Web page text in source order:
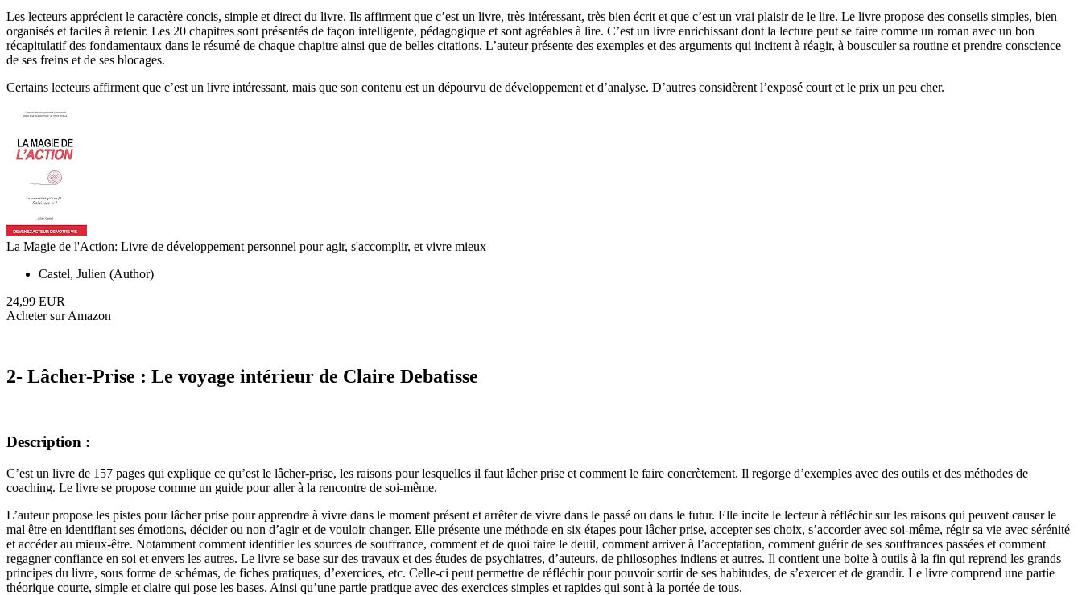
Les lecteurs apprécient le caractère concis, simple et direct du livre. Ils affirment que c’est un livre, très intéressant, très bien écrit et que c’est un vrai plaisir de le lire. Le livre propose des conseils simples, bien
organisés et faciles à retenir. Les 20 chapitres sont présentés de façon intelligente, pédagogique et sont agréables à lire. C’est un livre enrichissant dont la lecture peut se faire comme un roman avec un bon
récapitulatif des fondamentaux dans le résumé de chaque chapitre ainsi que de belles citations. L’auteur présente des exemples et des arguments qui incitent à réagir, à bousculer sa routine et prendre conscience
de ses freins et de ses blocages.
Certains lecteurs affirment que c’est un livre intéressant, mais que son contenu est un dépourvu de développement et d’analyse. D’autres considèrent l’exposé court et le prix un peu cher.
La Magie de l'Action: Livre de développement personnel pour agir, s'accomplir, et vivre mieux
Castel, Julien (Author)
24,99 EUR
Acheter sur Amazon
2- Lâcher-Prise : Le voyage intérieur de Claire Debatisse
Description :
C’est un livre de 157 pages qui explique ce qu’est le lâcher-prise, les raisons pour lesquelles il faut lâcher prise et comment le faire concrètement. Il regorge d’exemples avec des outils et des méthodes de
coaching. Le livre se propose comme un guide pour aller à la rencontre de soi-même.
L’auteur propose les pistes pour lâcher prise pour apprendre à vivre dans le moment présent et arrêter de vivre dans le passé ou dans le futur. Elle incite le lecteur à réfléchir sur les raisons qui peuvent causer le
mal être en identifiant ses émotions, décider ou non d’agir et de vouloir changer. Elle présente une méthode en six étapes pour lâcher prise, accepter ses choix, s’accorder avec soi-même, régir sa vie avec sérénité
et accéder au mieux-être. Notamment comment identifier les sources de souffrance, comment et de quoi faire le deuil, comment arriver à l’acceptation, comment guérir de ses souffrances passées et comment
regagner confiance en soi et envers les autres. Le livre se base sur des travaux et des études de psychiatres, d’auteurs, de philosophes indiens et autres. Il contient une boite à outils à la fin qui reprend les grands
principes du livre, sous forme de schémas, de fiches pratiques, d’exercices, etc. Celle-ci peut permettre de réfléchir pour pouvoir sortir de ses habitudes, de s’exercer et de grandir. Le livre comprend une partie
théorique courte, simple et claire qui pose les bases. Ainsi qu’une partie pratique avec des exercices simples et rapides qui sont à la portée de tous.